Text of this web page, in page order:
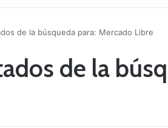
de la búsqueda para: Mercado Libre
de la